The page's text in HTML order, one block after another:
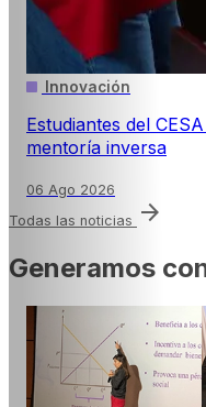
Innovación
Estudiantes del
mentoría inversa
06 Ago 2026
Todas las noticias arrow_forward
Generamos